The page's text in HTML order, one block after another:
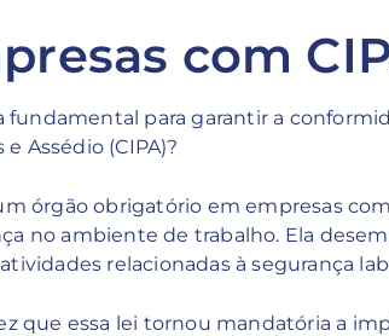
com
fundamental para garantir a
Assédio (CIPA)?
órgão obrigatório em empresas
no ambiente de trabalho. Ela
relacionadas à segurança
que essa lei tornou mandatória a